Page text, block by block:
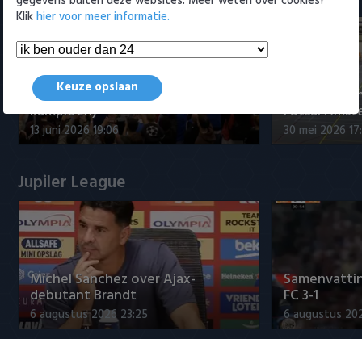
Tigers Roermond - Futsal
Amsterdam 3-0 (Roermond
kampioen)
13 juni 2026 19:06
Futsal
30 mei 2026
Jupiler League
Míchel Sanchez over Ajax-
debutant Brandt
6 augustus 2026 23:25
FC 3-1
6 augustus
Klikhier voor meer informatie.
Keuze opslaan